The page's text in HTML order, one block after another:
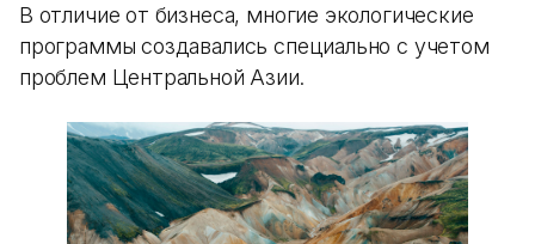
В отличие от бизнеса, многие экологические
программы создавались специально с учетом
проблем Центральной Азии.